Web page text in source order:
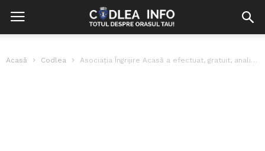
Acasă Codlea Asociația Îngrijire Acasă a efectuat, gratuit, analize persoanelor vârstnice